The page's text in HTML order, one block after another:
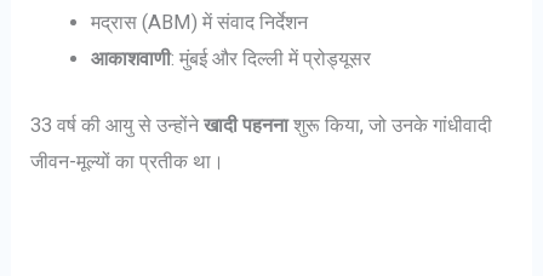
मद्रास (ABM) में संवाद निर्देशन
आकाशवाणी: मुंबई और दिल्ली में प्रोड्यूसर
33 वर्ष की आयु से उन्होंनेखादी पहननाशुरू किया, जो उनके गांधीवादी
जीवन-मूल्यों का प्रतीक था।